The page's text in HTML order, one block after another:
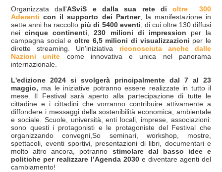
Organizzata dall'ASviS e dalla sua rete dioltre 300
Aderenti con il supporto dei Partner, la manifestazione in
sette anni ha raccolto più di 5400 eventi , di cui oltre 130 diffusi
neicinque continenti ,230 milioni di impression per la
campagna social e oltre 6,5 milioni di visualizzazioni per le
dirette streaming. Un'iniziativa riconosciuta anche dalle
Nazioni unite come innovativa e unica nel panorama
internazionale.
L'edizione 2024 si svolgerà principalmente dal 7 al 23
maggio, ma le iniziative potranno essere realizzate in tutto il
mese. Il Festival sarà aperto alla partecipazione di tutte le
cittadine e i cittadini che vorranno contribuire attivamente a
diffondere i messaggi della sostenibilità economica, ambientale
e sociale. Scuole, università, enti locali, imprese, associazioni:
sono questi i protagonisti e le protagoniste del Festival che
organizzando convegni,So seminari, workshop, mostre,
spettacoli, eventi sportivi, presentazioni di libri, documentari e
molto altro ancora, potranno stimolare dal basso idee e
politiche per realizzare l’Agenda 2030 e diventare agenti del
cambiamento!